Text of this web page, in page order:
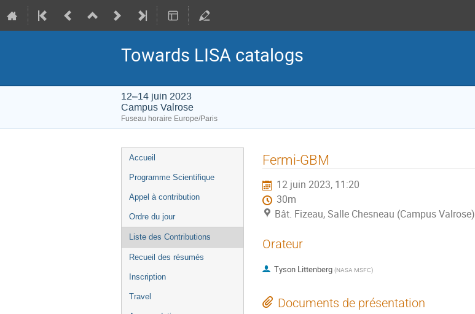
Towards LISA catalogs
12–14 juin 2023
Campus Valrose
Fuseau horaire Europe/Paris
Menu
de
Accueil
Programme Scientifique
Appel à contribution
Ordre du jour
Liste des Contributions
Recueil des résumés
Inscription
Travel
Fermi-GBM
12 juin 2023, 11:20
30m
Bât. Fizeau, Salle Chesneau (Campus Valrose)
Orateur
Tyson Littenberg (NASA MSFC)
Documents de présentation